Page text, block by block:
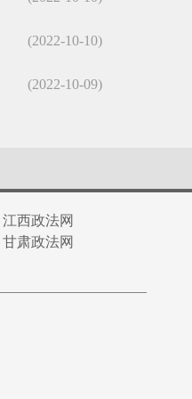
(2022-10-10)
(2022-10-09)
江西政法网
甘肃政法网